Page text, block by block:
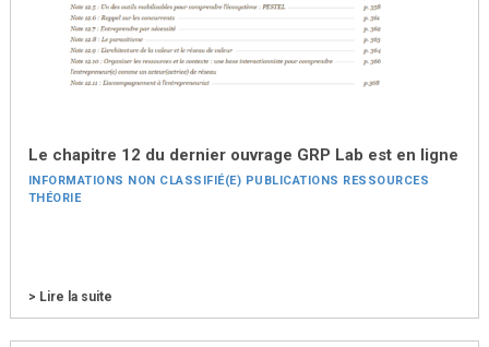
Le chapitre 12 du dernier ouvrage GRP Lab est en ligne
INFORMATIONS NON CLASSIFIÉ(E) PUBLICATIONS RESSOURCES
THÉORIE
> Lire la suite